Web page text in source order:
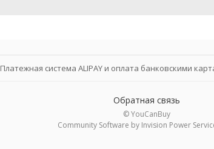
Платежная система ALIPAY и оплата банковскими
Обратная связь
© YouCanBuy
Community Software by Invision Power